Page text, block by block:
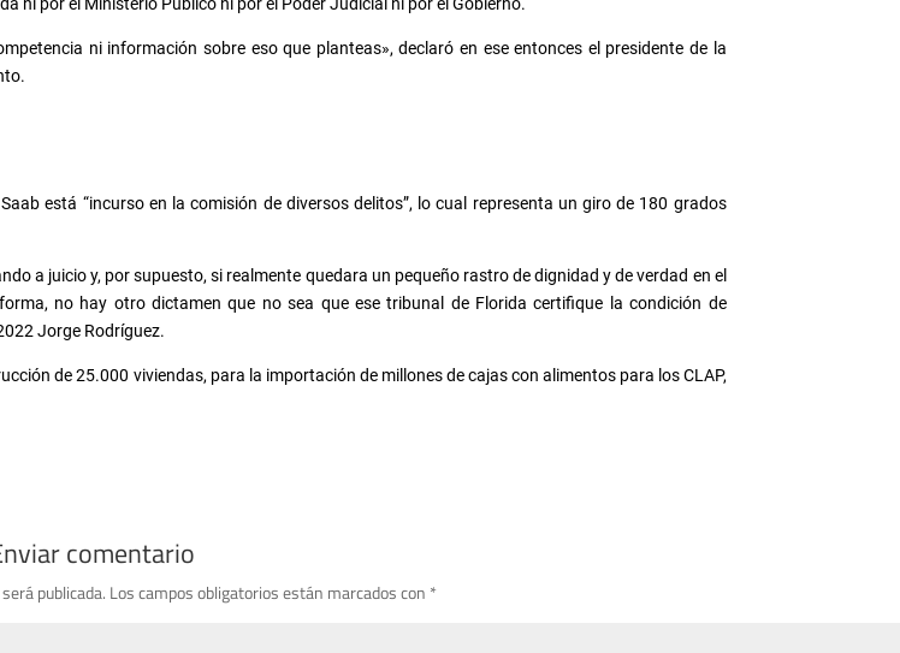
ni información sobre eso que planteas», declaró en ese entonces el presidente de la
está “incurso en la comisión de diversos delitos”, lo cual representa un giro de 180 grados
a juicio y, por supuesto, si realmente quedara un pequeño rastro de dignidad y de verdad en el
no hay otro dictamen que no sea que ese tribunal de Florida certifique la condición de
Jorge Rodríguez.
de 25.000 viviendas, para la importación de millones de cajas con alimentos para los CLAP,
comentario
publicada. Los campos obligatorios están marcados con *